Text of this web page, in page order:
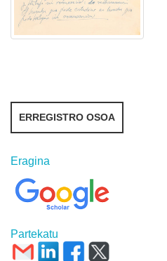
ERREGISTRO OSOA
Eragina
Partekatu